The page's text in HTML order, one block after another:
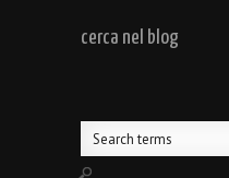
cerca nel blog